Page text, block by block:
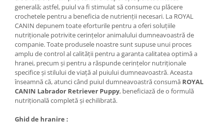
generală; astfel, puiul va fi stimulat să consume cu plăcere
crochetele pentru a beneficia de nutrienții necesari. La ROYAL
CANIN depunem toate eforturile pentru a oferi soluțiile
nutriționale potrivite cerințelor animalului dumneavoastră de
companie. Toate produsele noastre sunt supuse unui proces
amplu de control al calității pentru a garanta calitatea optimă a
hranei, precum și pentru a răspunde cerințelor nutriționale
specifice și stilului de viață al puiului dumneavoastră. Aceasta
înseamnă că, atunci când puiul dumneavoastră consumă ROYAL
CANIN Labrador Retriever Puppy, beneficiază de o formulă
nutrițională completă și echilibrată.
Ghid de hranire :